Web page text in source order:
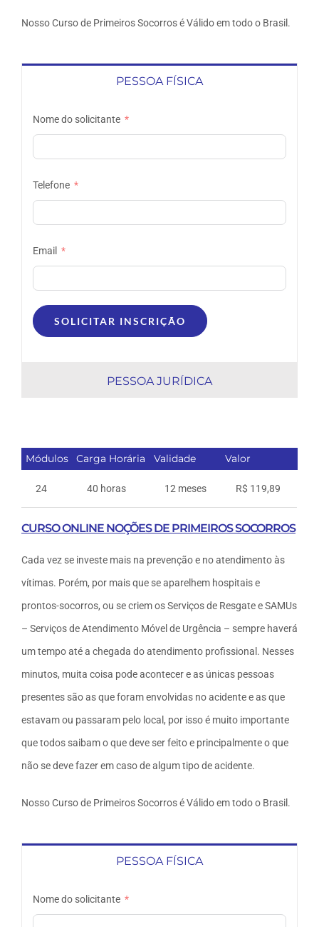
Nosso Curso de Primeiros Socorros é Válido em todo o Brasil.
PESSOA FÍSICA
Nome do solicitante
Telefone
Email
SOLICITAR INSCRIÇÃO
PESSOA JURÍDICA
Módulos Carga Horária Validade Valor
24 40 horas 12 meses R$ 119,89
CURSO ONLINE NOÇÕES DE PRIMEIROS SOCORROS
Cada vez se investe mais na prevenção e no atendimento às
vítimas. Porém, por mais que se aparelhem hospitais e
prontos-socorros, ou se criem os Serviços de Resgate e SAMUs
– Serviços de Atendimento Móvel de Urgência – sempre haverá
um tempo até a chegada do atendimento profissional. Nesses
minutos, muita coisa pode acontecer e as únicas pessoas
presentes são as que foram envolvidas no acidente e as que
estavam ou passaram pelo local, por isso é muito importante
que todos saibam o que deve ser feito e principalmente o que
não se deve fazer em caso de algum tipo de acidente.
Nosso Curso de Primeiros Socorros é Válido em todo o Brasil.
PESSOA FÍSICA
Nome do solicitante